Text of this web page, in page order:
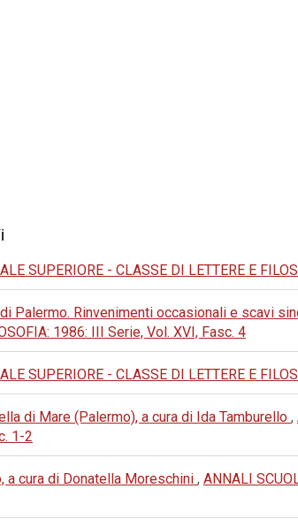
SUPERIORE - CLASSE DI LETTERE E
Palermo. Rinvenimenti occasionali e scavi
1986: III Serie, Vol. XVI, Fasc. 4
SUPERIORE - CLASSE DI LETTERE E
di Mare (Palermo), a cura di Ida Tamburello ,
1-2
a cura di Donatella Moreschini , ANNALI